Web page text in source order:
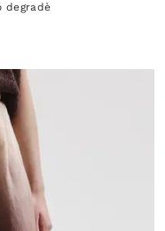
degradè